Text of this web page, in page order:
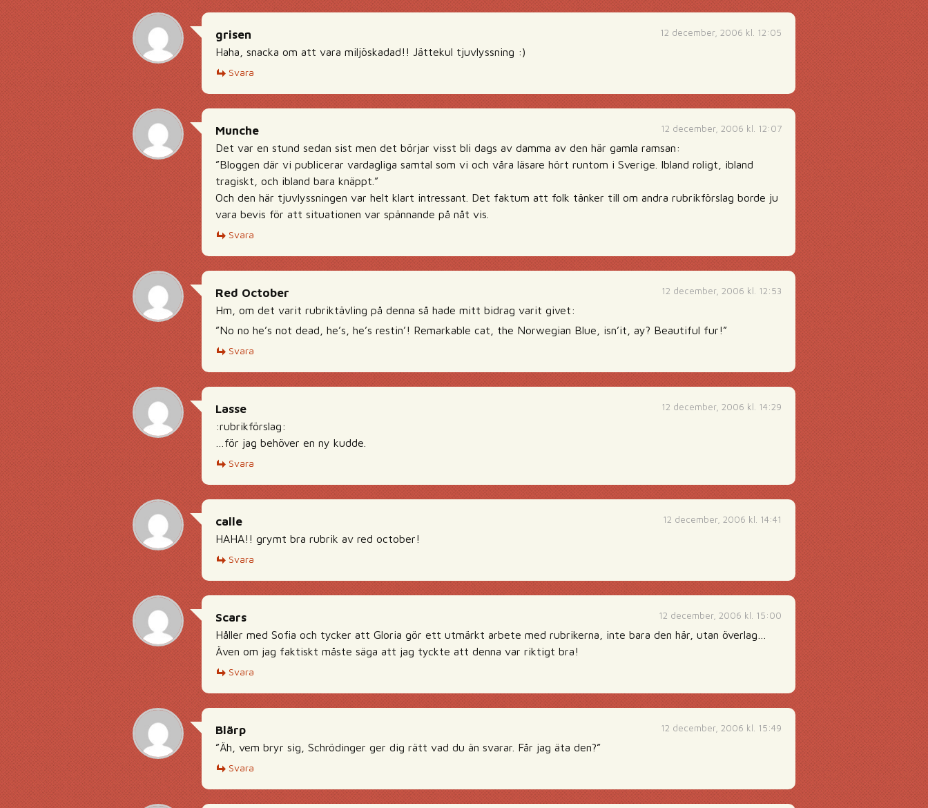
12 december, 2006 kl. 12:05
grisen
Haha, snacka om att vara miljöskadad!! Jättekul tjuvlyssning :)
Svara
12 december, 2006 kl. 12:07
Munche
Det var en stund sedan sist men det börjar visst bli dags av damma av den här gamla ramsan:
”Bloggen där vi publicerar vardagliga samtal som vi och våra läsare hört runtom i Sverige. Ibland roligt, ibland
tragiskt, och ibland bara knäppt.”
Och den här tjuvlyssningen var helt klart intressant. Det faktum att folk tänker till om andra rubrikförslag borde ju
vara bevis för att situationen var spännande på nåt vis.
Svara
12 december, 2006 kl. 12:53
Red October
Hm, om det varit rubriktävling på denna så hade mitt bidrag varit givet:
”No no he’s not dead, he’s, he’s restin’! Remarkable cat, the Norwegian Blue, isn’it, ay? Beautiful fur!”
Svara
12 december, 2006 kl. 14:29
Lasse
:rubrikförslag:
…för jag behöver en ny kudde.
Svara
12 december, 2006 kl. 14:41
calle
HAHA!! grymt bra rubrik av red october!
Svara
12 december, 2006 kl. 15:00
Scars
Håller med Sofia och tycker att Gloria gör ett utmärkt arbete med rubrikerna, inte bara den här, utan överlag…
Även om jag faktiskt måste säga att jag tyckte att denna var riktigt bra!
Svara
12 december, 2006 kl. 15:49
Blärp
”Äh, vem bryr sig, Schrödinger ger dig rätt vad du än svarar. Får jag äta den?”
Svara